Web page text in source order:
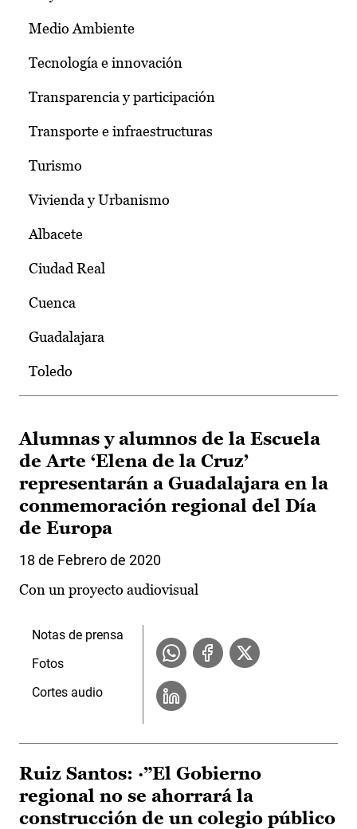
Medio Ambiente
Tecnología e innovación
Transparencia y participación
Transporte e infraestructuras
Turismo
Vivienda y Urbanismo
Albacete
Ciudad Real
Cuenca
Guadalajara
Toledo
Alumnas y alumnos de la Escuela
de Arte ‘Elena de la Cruz’
representarán a Guadalajara en la
conmemoración regional del Día
de Europa
18 de Febrero de 2020
Con un proyecto audiovisual
Notas de prensa
Fotos
Cortes audio
Ruiz Santos: ·”El Gobierno
regional no se ahorrará la
construcción de un colegio público